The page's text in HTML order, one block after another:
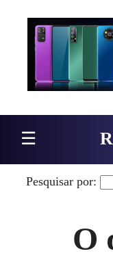
Pular para o conteúdo
☰
Pesquisar por:
O